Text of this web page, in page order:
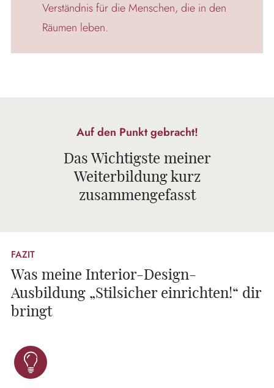
Verständnis für die Menschen, die in den
Räumen leben.
Auf den Punkt gebracht!
Das Wichtigste meiner
Weiterbildung kurz
zusammengefasst
FAZIT
Was meine Interior-Design-
Ausbildung „Stilsicher einrichten!“ dir
bringt